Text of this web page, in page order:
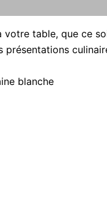
votre table, que ce
présentations
blanche